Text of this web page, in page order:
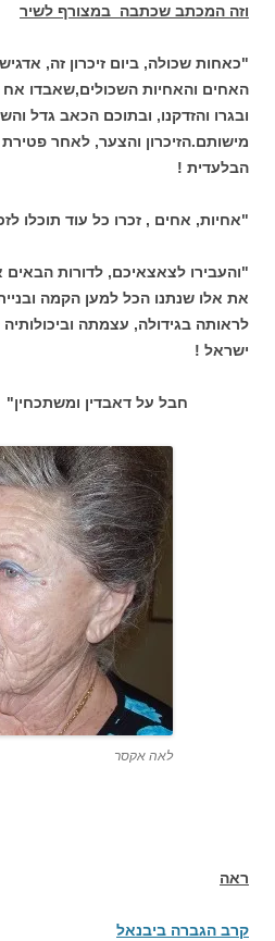
וזה המכתב שכתבה במצורף לשיר
"כאחות שכולה, ביום זיכרון זה,
האחים והאחיות השכולים,שאבדו אח
ובגרו והזדקנו, ובתוכם הכאב גדל
מישותם.הזיכרון והצער, לאחר
הבלעדית !
"אחיות, אחים , זכרו כל עוד תוכלו
"והעבירו לצאצאיכם, לדורות
את אלו שנתנו הכל למען הקמה
לראותה בגידולה, עצמתה
ישראל !
חבל על דאבדין ומשתכחין"
לאה אקסר
ראה
קרב הגברה ביבנאל